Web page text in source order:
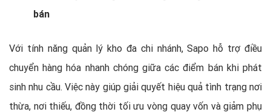
bán
Với tính năng quản lý kho đa chi nhánh, Sapo hỗ trợ điều
chuyển hàng hóa nhanh chóng giữa các điểm bán khi phát
sinh nhu cầu. Việc này giúp giải quyết hiệu quả tình trạng nơi
thừa, nơi thiếu, đồng thời tối ưu vòng quay vốn và giảm phụ